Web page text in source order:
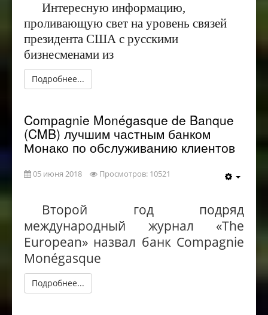
Интересную информацию,
проливающую свет на уровень связей
президента США с русскими
бизнесменами из
Подробнее...
Compagnie Monégasque de Banque
(CMB) лучшим частным банком
Монако по обслуживанию клиентов
05 июня 2018 Просмотров: 10521
Второй год подряд
международный журнал «The
European» назвал банк Compagnie
Monégasque
Подробнее...